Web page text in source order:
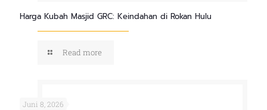
Harga Kubah Masjid GRC: Keindahan di Rokan Hulu
Read more
Juni 8, 2026